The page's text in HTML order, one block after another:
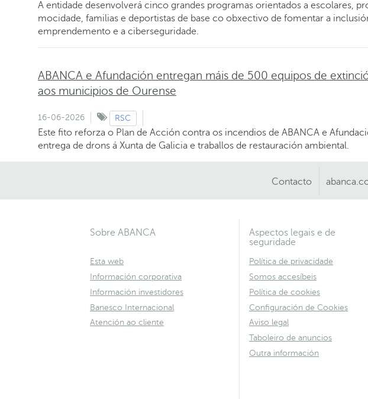
A entidade desenvolverá cinco grandes programas orientados a escolares,
mocidade, familias e deportistas de base co obxectivo de fomentar a
emprendemento e a ciberseguridade.
ABANCA e Afundación entregan máis de 500 equipos de
aos municipios de Ourense
16-06-2026 RSC
Este fito reforza o Plan de Acción contra os incendios de ABANCA e
entrega de drons á Xunta de Galicia e traballos de restauración ambiental.
Contacto
Sobre ABANCA
Esta web
Información corporativa
Información investidores
Banesco Internacional
Atención ao cliente
Aspectos legais e de
seguridade
Política de privacidade
Somos accesíbeis
Política de cookies
Configuración de Cookies
Aviso legal
Taboleiro de anuncios
Outra información